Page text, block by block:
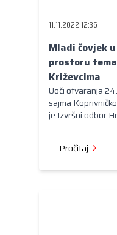
11.11.2022 12:36
Mladi čovjek
prostoru
Križevcima
Uoči otvaranja
sajma
je Izvršni odbor
poljoprivrede
Pročitaj